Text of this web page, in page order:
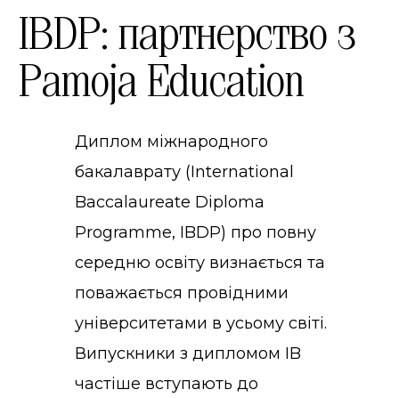
IBDP: партнерство з
Pamoja Education
Диплом міжнародного
бакалаврату (International
Baccalaureate Diploma
Programme, IBDP) про повну
середню освіту визнається та
поважається провідними
університетами в усьому світі.
Випускники з дипломом IB
частіше вступають до